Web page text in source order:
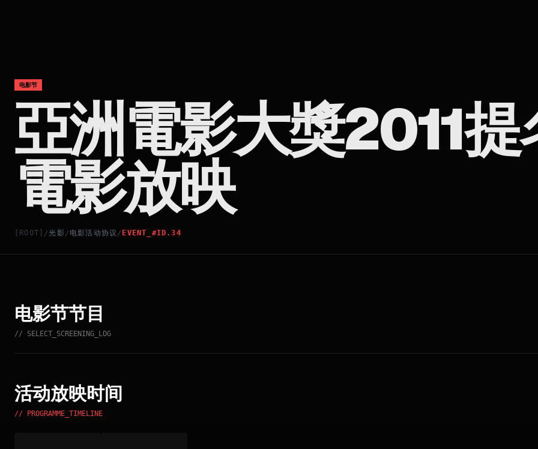
[ROOT] /光影/ 电影活动协议 / EVENT_#ID.34
电影节
亞洲電影大獎2011提
電影放映
电影节节目
// SELECT_SCREENING_LOG
活动放映时间
// PROGRAMME_TIMELINE